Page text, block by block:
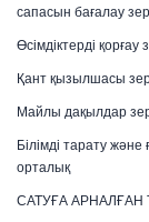
сапасын бағалау
Өсімдіктерді қорғау
Қант қызылшасы
Майлы дақылдар
Білімді тарату және
орталық
САТУҒА